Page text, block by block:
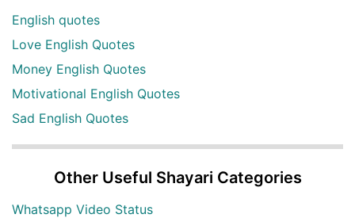
English quotes
Love English Quotes
Money English Quotes
Motivational English Quotes
Sad English Quotes
Other Useful Shayari Categories
Whatsapp Video Status